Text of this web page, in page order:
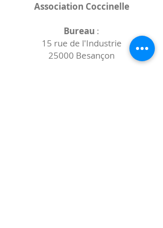
Association Coccinelle
Bureau :
15 rue de l'Industrie
25000 Besançon